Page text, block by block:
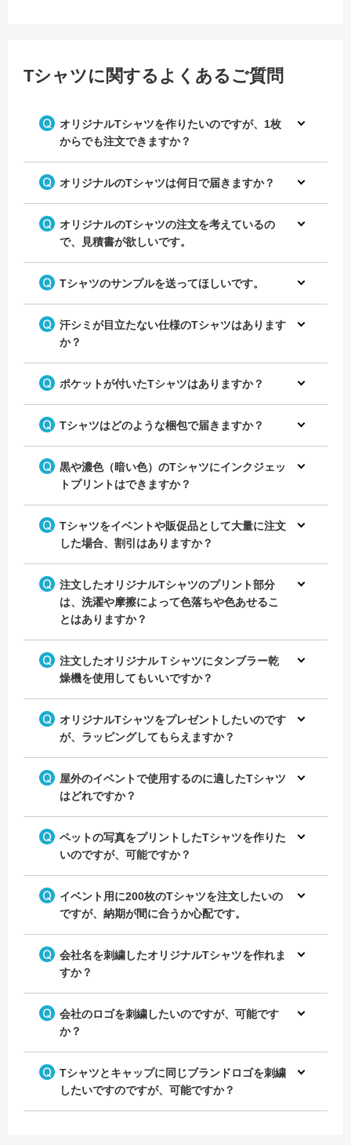
リジナルのクラスTシャツ！
背中のロゴデザインがおしゃれ
野球チームのオリジナルTシャ
おもしろメッセージをプリント
ドライTシャツで作成したラン
ニングチームのオリジナルTシ
ャツ
チームの名前をプリントしてオ
リジナルのチームTシャツを作
リジナルのチームTシャツを作
成！
チームの名前をプリントしてオ
サッカーのチームTシャツをオ
リジナルで作成！
名前をプリントして野球のチー
Tシャツに関するよくあるご質問
オリジナルTシャツを作りたいのですが、1枚
からでも注文できますか？
オリジナルのTシャツは何日で届きますか？
オリジナルのTシャツの注文を考えているの
で、見積書が欲しいです。
Tシャツのサンプルを送ってほしいです。
汗シミが目立たない仕様のTシャツはあります
か？
ポケットが付いたTシャツはありますか？
Tシャツはどのような梱包で届きますか？
黒や濃色（暗い色）のTシャツにインクジェッ
トプリントはできますか？
Tシャツをイベントや販促品として大量に注文
した場合、割引はありますか？
注文したオリジナルTシャツのプリント部分
は、洗濯や摩擦によって色落ちや色あせるこ
とはありますか？
注文したオリジナルＴシャツにタンブラー乾
燥機を使用してもいいですか？
オリジナルTシャツをプレゼントしたいのです
が、ラッピングしてもらえますか？
屋外のイベントで使用するのに適したTシャツ
はどれですか？
ペットの写真をプリントしたTシャツを作りた
いのですが、可能ですか？
イベント用に200枚のTシャツを注文したいの
ですが、納期が間に合うか心配です。
会社名を刺繍したオリジナルTシャツを作れま
すか？
会社のロゴを刺繍したいのですが、可能です
か？
Tシャツとキャップに同じブランドロゴを刺繍
したいですのですが、可能ですか？